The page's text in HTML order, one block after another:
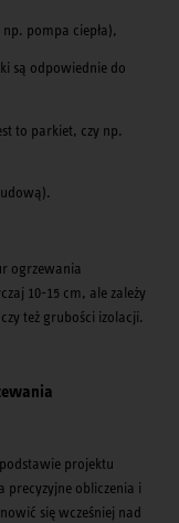
pompa ciepła),
są odpowiednie do
to parkiet, czy np.
ogrzewania
10-15 cm, ale zależy
też grubości izolacji.
projektu
obliczenia i
się wcześniej nad